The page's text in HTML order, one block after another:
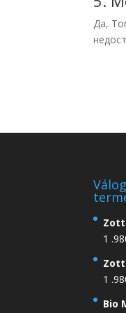
Да,
1
1
Bio